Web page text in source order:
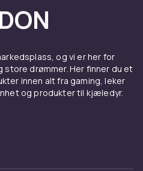
din Samsung Galaxy
hverdagslige uhell.
deksel som bevarer
eller robuste
for ekstra
av
og vi er her for
drømmer. Her finner du et
innen alt fra gaming, leker
og produkter til kjæledyr.